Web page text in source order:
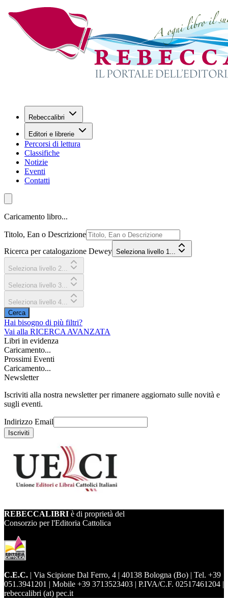
Rebeccalibri
Editori e librerie
Percorsi di lettura
Classifiche
Notizie
Eventi
Contatti
Caricamento libro...
Titolo, Ean o Descrizione
Ricerca per catalogazione Dewey Seleziona livello 1...
Seleziona livello 2...
Seleziona livello 3...
Seleziona livello 4...
Cerca
Hai bisogno di più filtri?
Vai alla RICERCA AVANZATA
Libri in evidenza
Caricamento...
Prossimi Eventi
Caricamento...
Newsletter
Iscriviti alla nostra newsletter per rimanere aggiornato sulle novità e
sugli eventi.
Indirizzo Email
Iscriviti
REBECCALIBRI è di proprietà del
Consorzio per l'Editoria Cattolica
C.E.C. | Via Scipione Dal Ferro, 4 | 40138 Bologna (Bo) | Tel. +39
051.3941201 | Mobile +39 3713523403 | P.IVA/C.F. 02517461204 |
rebeccalibri (at) pec.it